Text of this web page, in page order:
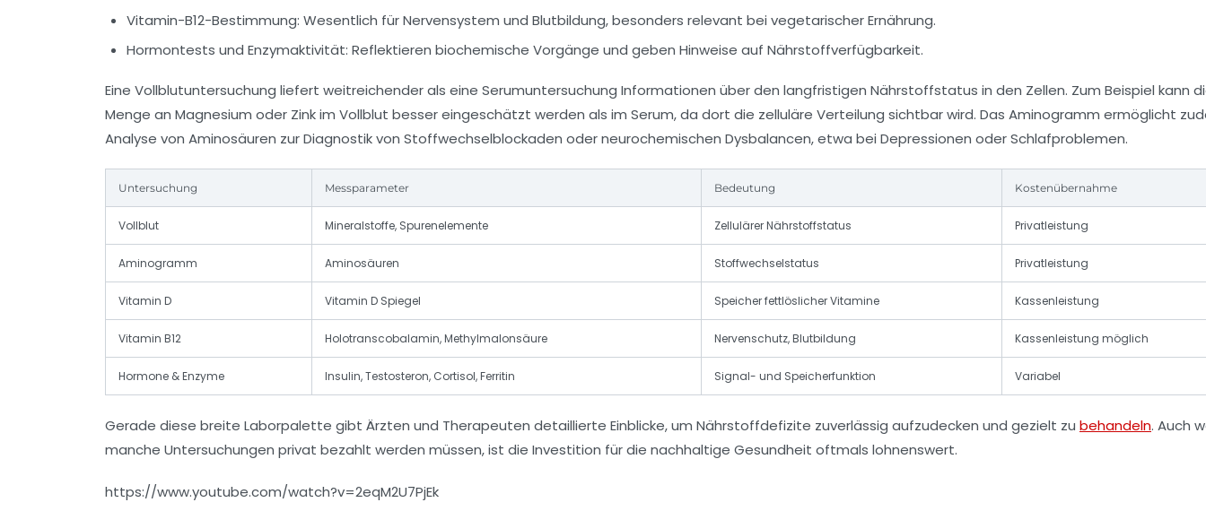
Vitamin-B12-Bestimmung: Wesentlich für Nervensystem und Blutbildung, besonders relevant bei vegetarischer Ernährung.
Hormontests und Enzymaktivität: Reflektieren biochemische Vorgänge und geben Hinweise auf Nährstoffverfügbarkeit.
Eine Vollblutuntersuchung liefert weitreichender als eine Serumuntersuchung Informationen über den langfristigen Nährstoffstatus in den Zellen. Zum Beispiel kann
Menge an Magnesium oder Zink im Vollblut besser eingeschätzt werden als im Serum, da dort die zelluläre Verteilung sichtbar wird. Das Aminogramm ermöglicht
Analyse von Aminosäuren zur Diagnostik von Stoffwechselblockaden oder neurochemischen Dysbalancen, etwa bei Depressionen oder Schlafproblemen.
Untersuchung Messparameter Bedeutung Kostenübernahme
Vollblut Mineralstoffe, Spurenelemente Zellulärer Nährstoffstatus Privatleistung
Aminogramm Aminosäuren Stoffwechselstatus Privatleistung
Vitamin D Vitamin D Spiegel Speicher fettlöslicher Vitamine Kassenleistung
Vitamin B12 Holotranscobalamin, Methylmalonsäure Nervenschutz, Blutbildung Kassenleistung möglich
Hormone & Enzyme Insulin, Testosteron, Cortisol, Ferritin Signal- und Speicherfunktion Variabel
Gerade diese breite Laborpalette gibt Ärzten und Therapeuten detaillierte Einblicke, um Nährstoffdefizite zuverlässig aufzudecken und gezielt zu behandeln. Auch
manche Untersuchungen privat bezahlt werden müssen, ist die Investition für die nachhaltige Gesundheit oftmals lohnenswert.
https://www.youtube.com/watch?v=2eqM2U7PjEk